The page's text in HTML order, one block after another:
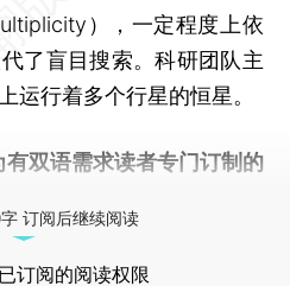
），一定程度上依
了盲目搜索。科研团队主
运行着多个行星的恒星。
双语需求读者专门订制的
订阅后继续阅读
订阅的阅读权限